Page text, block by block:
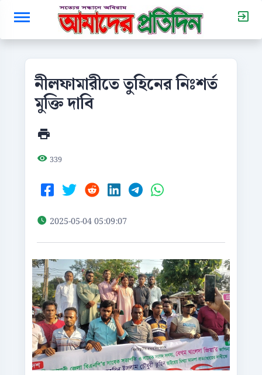
নীলফামারীতে তুহিনের নিঃশর্ত
মুক্তি দাবি
339
2025-05-04 05:09:07